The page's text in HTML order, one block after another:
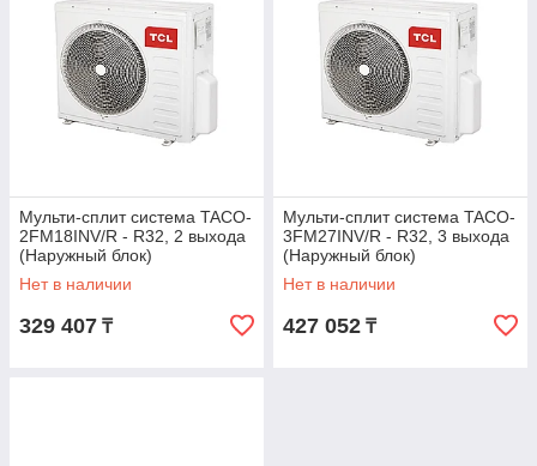
Мульти-сплит система TACO-
2FM18INV/R - R32, 2 выхода
(Наружный блок)
Нет в наличии
329 407 ₸
Мульти-сплит система TACO-
3FM27INV/R - R32, 3 выхода
(Наружный блок)
Нет в наличии
427 052 ₸